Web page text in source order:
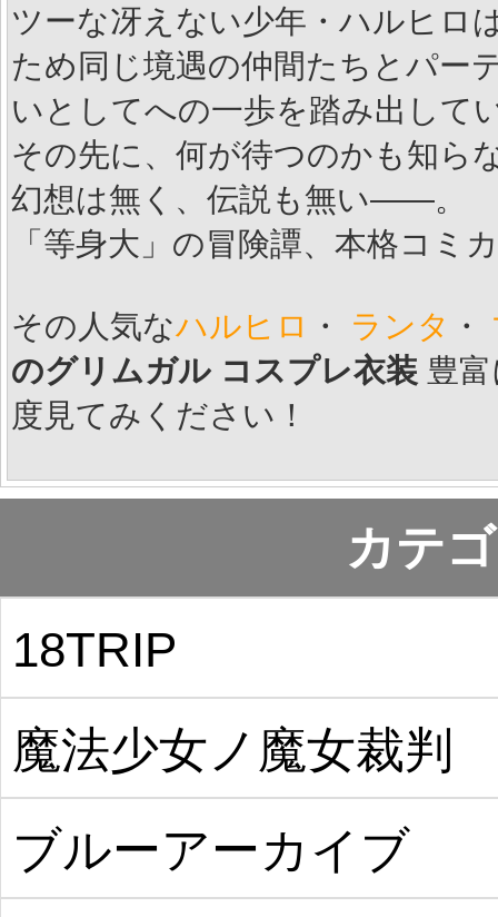
ツーな冴えない少年・ハルヒロ
ため同じ境遇の仲間たちとパー
いとしてへの一歩を踏み出して
その先に、何が待つのかも知
幻想は無く、伝説も無い――。
「等身大」の冒険譚、本格コミ
その人気なハルヒロ ・ ランタ ・
のグリムガル コスプレ衣装 豊
度見てみください！
カテ
18TRIP
魔法少女ノ魔女裁判
ブルーアーカイブ